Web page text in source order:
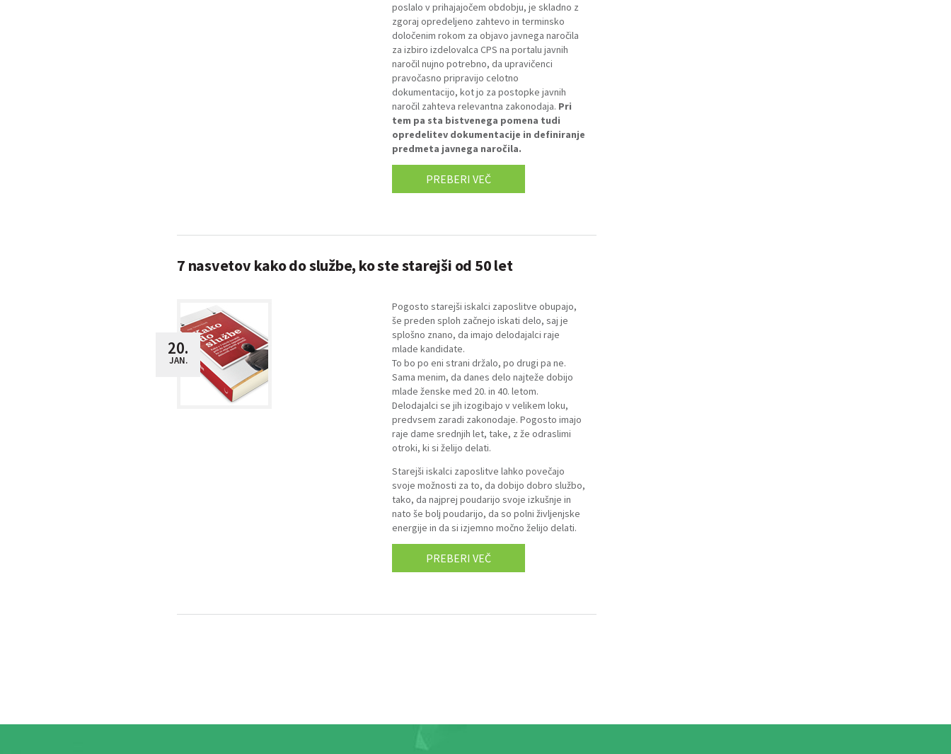
poslalo v prihajajočem obdobju, je skladno z
zgoraj opredeljeno zahtevo in terminsko
določenim rokom za objavo javnega naročila
za izbiro izdelovalca CPS na portalu javnih
naročil nujno potrebno, da upravičenci
pravočasno pripravijo celotno
dokumentacijo, kot jo za postopke javnih
naročil zahteva relevantna zakonodaja. Pri
tem pa sta bistvenega pomena tudi
opredelitev dokumentacije in definiranje
predmeta javnega naročila.
PREBERI VEČ
7 nasvetov kako do službe, ko ste starejši od 50 let
20.
JAN.
Pogosto starejši iskalci zaposlitve obupajo,
še preden sploh začnejo iskati delo, saj je
splošno znano, da imajo delodajalci raje
mlade kandidate.
To bo po eni strani držalo, po drugi pa ne.
Sama menim, da danes delo najteže dobijo
mlade ženske med 20. in 40. letom.
Delodajalci se jih izogibajo v velikem loku,
predvsem zaradi zakonodaje. Pogosto imajo
raje dame srednjih let, take, z že odraslimi
otroki, ki si želijo delati.
Starejši iskalci zaposlitve lahko povečajo
svoje možnosti za to, da dobijo dobro službo,
tako, da najprej poudarijo svoje izkušnje in
nato še bolj poudarijo, da so polni življenjske
energije in da si izjemno močno želijo delati.
PREBERI VEČ